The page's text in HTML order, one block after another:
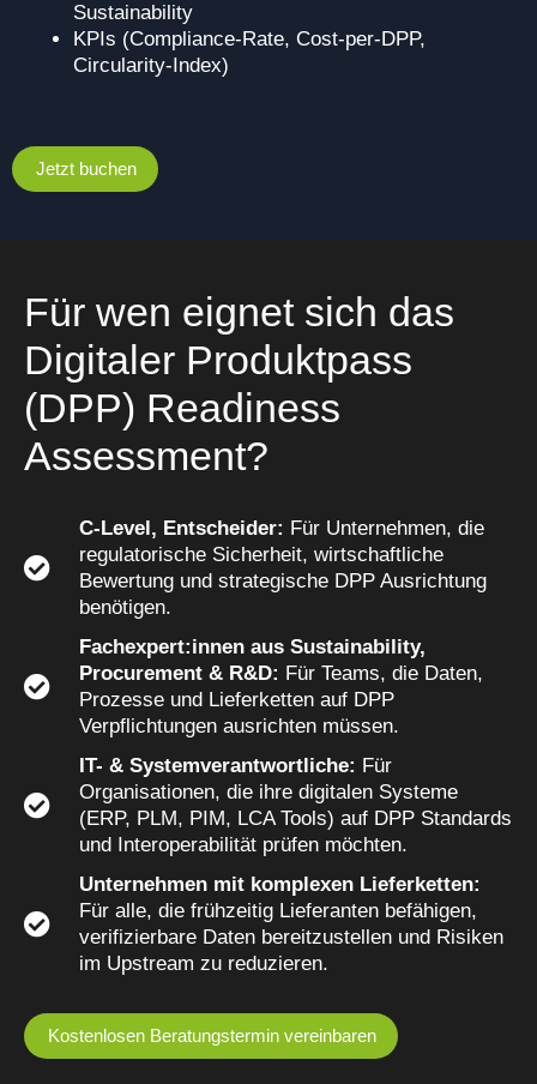
Sustainability
KPIs (Compliance‑Rate, Cost‑per‑DPP,
Circularity‑Index)
Jetzt buchen
Für wen eignet sich das
Digitaler Produktpass
(DPP) Readiness
Assessment?
C-Level, Entscheider: Für Unternehmen, die
regulatorische Sicherheit, wirtschaftliche
Bewertung und strategische DPP Ausrichtung
benötigen.
Fachexpert:innen aus Sustainability,
Procurement & R&D: Für Teams, die Daten,
Prozesse und Lieferketten auf DPP
Verpflichtungen ausrichten müssen.
IT- & Systemverantwortliche: Für
Organisationen, die ihre digitalen Systeme
(ERP, PLM, PIM, LCA Tools) auf DPP Standards
und Interoperabilität prüfen möchten.
Unternehmen mit komplexen Lieferketten:
Für alle, die frühzeitig Lieferanten befähigen,
verifizierbare Daten bereitzustellen und Risiken
im Upstream zu reduzieren.
Kostenlosen Beratungstermin vereinbaren